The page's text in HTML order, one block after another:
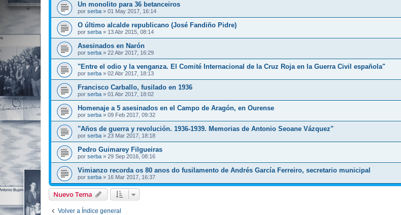
Un monolito para 36 betanceiros
por serba » 01 May 2017, 16:14
O último alcalde republicano (José Fandiño Pidre)
por serba » 13 Abr 2015, 08:14
Asesinados en Narón
por serba » 22 Abr 2017, 16:29
"Entre el odio y la venganza. El Comité Internacional de la Cruz Roja en la Guerra Civil española"
por serba » 02 Abr 2017, 18:13
Francisco Carballo, fusilado en 1936
por serba » 01 Abr 2017, 18:02
Homenaje a 5 asesinados en el Campo de Aragón, en Ourense
por serba » 09 Feb 2017, 09:32
"Años de guerra y revolución. 1936-1939. Memorias de Antonio Seoane Vázquez"
por serba » 23 Mar 2017, 18:18
Pedro Guimarey Filgueiras
por serba » 29 Sep 2016, 08:16
Vimianzo recorda os 80 anos do fusilamento de Andrés García Ferreiro, secretario municipal
por serba » 16 Mar 2017, 16:37
Nuevo Tema
Volver a Índice general